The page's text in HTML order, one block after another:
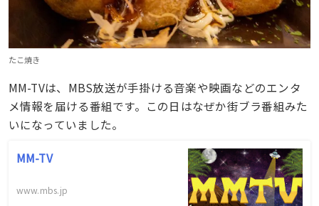
たこ焼き
MM-TVは、MBS放送が手掛ける音楽や映画などのエンタ
メ情報を届ける番組です。この日はなぜか街ブラ番組みた
いになっていました。
MM-TV
www.mbs.jp